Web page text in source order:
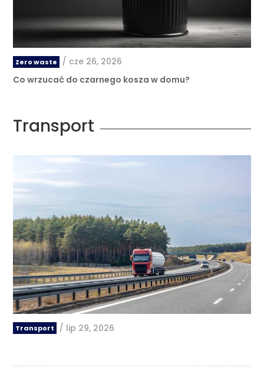
Zero waste / cze 26, 2026
Co wrzucać do czarnego kosza w domu?
Transport
Transport / lip 29, 2026